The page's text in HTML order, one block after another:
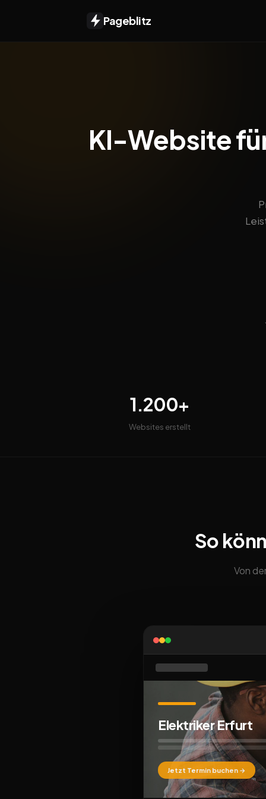
Pageblitz
KI-Website
1.200+
Websites erstellt
So
Von
Elektriker Erfurt
Jetzt Termin buchen →